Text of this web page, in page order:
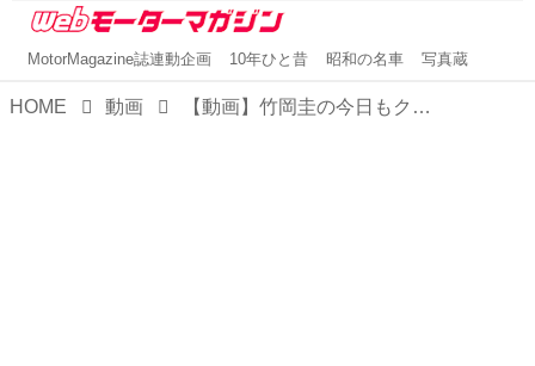
MotorMagazine誌連動企画 10年ひと昔 昭和の名車 写真蔵
HOME 動画 【動画】竹岡圭の今日もクルマと「ホンダ N-ONE RS（6速MT）」（2021年12月放映）